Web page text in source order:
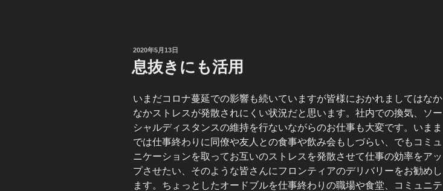
投
稿
日:
2020年5月13日
息抜きにも活用
いまだコロナ蔓延での影響も続いていますが皆様におかれましてはなか
なかストレスが発散されにくい状況だと思います。社内での換気、ソー
シャルディスタンスの維持を行ないながらのお仕事も大変です。いまま
では仕事終わりに同僚や友人との食事や飲み会もしづらい、でもコミュ
ニケーションを取ってお互いのストレスを発散させて仕事の効率をアッ
プさせたい、そのような皆さんにフロンティアのデリバリーをお勧めし
ます。ちょっとしたオードブルを仕事終わりの職場や食堂、コミュニテ